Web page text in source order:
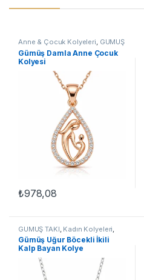
Anne & Çocuk Kolyeleri, GÜMÜŞ
TAKI Kadın Kolyeleri Kolye
Gümüş Damla Anne Çocuk
Kolyesi
₺978,08
GÜMÜŞ TAKI Kadın Kolyeleri
Kalpli Kolyeler ,Kolye
Gümüş Uğur Böcekli İkili
Kalp Bayan Kolye